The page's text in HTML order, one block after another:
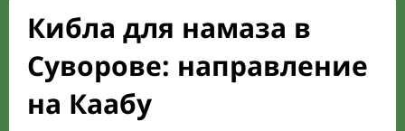
Кибла для намаза в
Суворове: направление
на Каабу